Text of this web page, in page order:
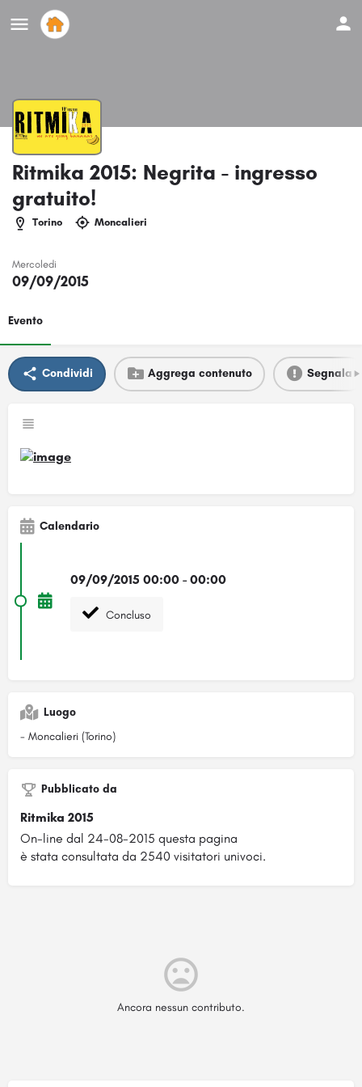
Ritmika 2015: Negrita - ingresso
gratuito!
Torino Moncalieri
Mercoledi
09/09/2015
Evento
Condividi Aggrega contenuto Segnala
Calendario
09/09/2015 00:00 - 00:00
Concluso
Luogo
- Moncalieri (Torino)
Pubblicato da
Ritmika 2015
On-line dal 24-08-2015 questa pagina
è stata consultata da 2540 visitatori univoci.
Ancora nessun contributo.